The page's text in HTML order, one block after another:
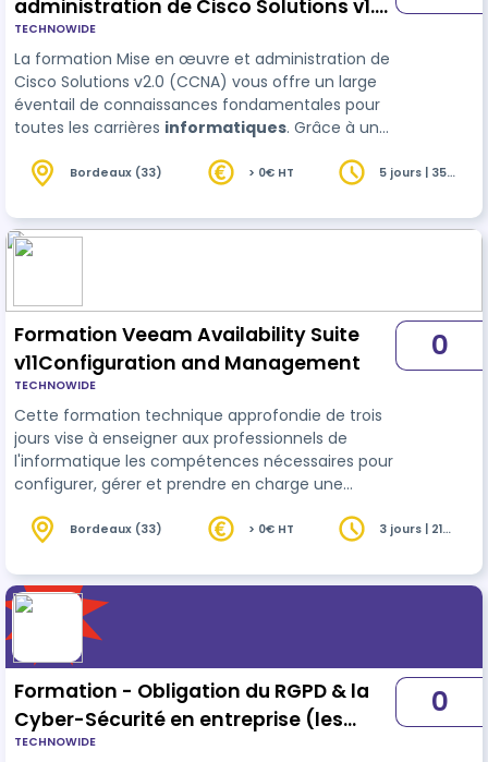
administration de Cisco Solutions v1.0
(CCNA)
TECHNOWIDE
La formation Mise en œuvre et administration de
Cisco Solutions v2.0 (CCNA) vous offre un large
éventail de connaissances fondamentales pour
toutes les carrières informatiques. Grâce à une
et d’auto-apprentissage, vous apprendrez à
réseaux IPv4 et IPv6 de base. Le cours couvre la
configuration des composants réseau tels…
Bordeaux (33) > 0€ HT
5 jours | 35
Formation Veeam Availability Suite
v11Configuration and Management
TECHNOWIDE
Cette formation technique approfondie de trois
jours vise à enseigner aux professionnels de
l'informatique les compétences nécessaires pour
configurer, gérer et prendre en charge une
nombreux laboratoires pratiques, la classe
gérer efficacement les données dans un
environnement technique et commercial en
constante évolution, apportant des avantages
tangibles aux entreprises dans le monde
numérique.
0
Bordeaux (33) > 0€ HT
3 jours | 21
Formation - Obligation du RGPD & la
Cyber-Sécurité en entreprise (les
principes de base pour l’entreprise)
TECHNOWIDE
0